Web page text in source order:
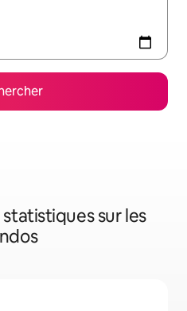
sur les